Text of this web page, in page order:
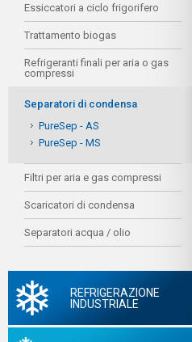
Essiccatori a ciclo frigorifero
Trattamento biogas
Refrigeranti finali per aria o gas
compressi
Separatori di condensa
PureSep - AS
PureSep - MS
Filtri per aria e gas compressi
Scaricatori di condensa
Separatori acqua / olio
REFRIGERAZIONE
INDUSTRIALE